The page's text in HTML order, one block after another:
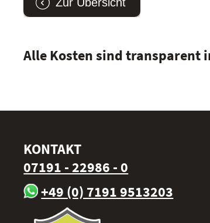
Alle Kosten sind transparent
KONTAKT
07191 - 22986 - 0
+49 (0) 7191 9513203